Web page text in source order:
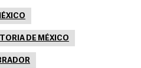
DE MÉXICO